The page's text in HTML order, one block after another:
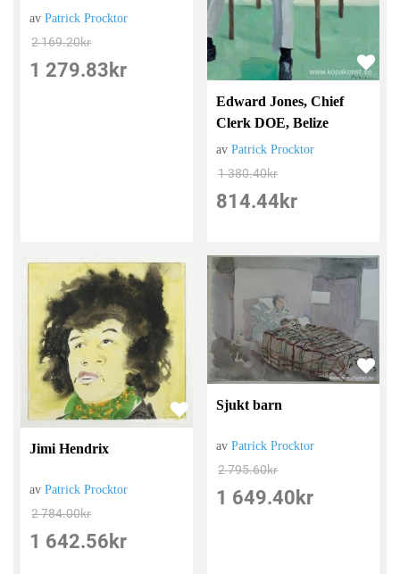
avPatrick Procktor
2 169.20kr
1 279.83 kr
Edward Jones, Chief
Clerk DOE, Belize
avPatrick Procktor
1 380.40kr
814.44 kr
Jimi Hendrix
avPatrick Procktor
2 784.00kr
1 642.56 kr
Sjukt barn
avPatrick Procktor
2 795.60kr
1 649.40 kr